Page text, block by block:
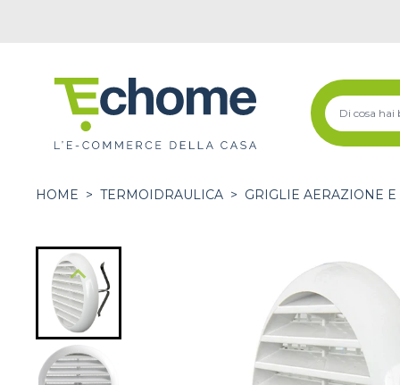
HOME > TERMOIDRAULICA > GRIGLIE AERAZIONE E